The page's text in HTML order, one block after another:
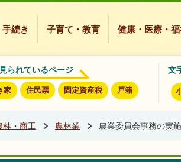
手続き 子育て・教育 健康・医療・
られているページ
家 住民票 固定資産税 戸籍
文
林・商工 農林業 農業委員会事務の実